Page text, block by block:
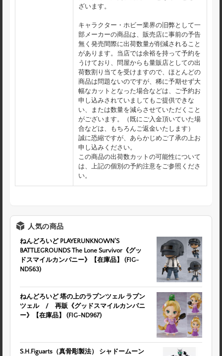
ざいます。
キャラクター・ホビー業界の旧弊として一
部メーカーの商品は、販売店に事前の予告
無く発売間際に出荷数量が削減されること
があります。当店では余裕を持って予約を
うけており、問屋からも量販店としての出
荷数割り当てを受けますので、ほとんどの
商品は問題ないのですが、稀に予期せず大
幅なカットとなった場合などは、ご予約お
申し込みされていましてもご提供できな
い、または数量を減らさせていただくこと
がございます。（既にご入金頂いていた場
合などは、もちろんご返金いたします）
誠に恐縮ですが、あらかじめご了承の上お
申し込みください。
この商品の出荷数カットの可能性について
は、上記の個別の予約注意をご参照くださ
い。
人気の商品
ねんどろいど PLAYERUNKNOWN’S
BATTLEGROUNDS The Lone Survivor《グッ
ドスマイルカンパニー》【在庫品】 (FIG-
ND563)
ねんどろいど 塔の上のラプンツェル ラプン
ツェル / 再販《グッドスマイルカンパニ
ー》【在庫品】 (FIG-ND967)
S.H.Figuarts（真骨彫製法） シャドームーン